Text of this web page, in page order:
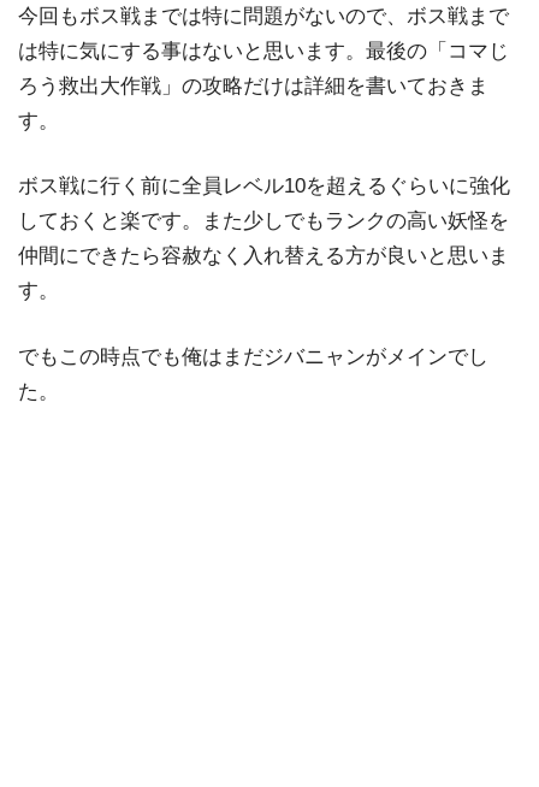
今回もボス戦までは特に問題がないので、ボス戦まで
は特に気にする事はないと思います。最後の「コマじ
ろう救出大作戦」の攻略だけは詳細を書いておきま
す。
ボス戦に行く前に全員レベル10を超えるぐらいに強化
しておくと楽です。また少しでもランクの高い妖怪を
仲間にできたら容赦なく入れ替える方が良いと思いま
す。
でもこの時点でも俺はまだジバニャンがメインでし
た。